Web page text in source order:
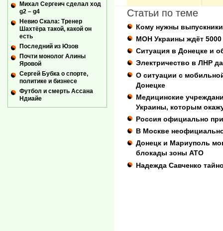
Статьи по теме
Кому нужны
МОН Украины ждёт
Ситуация в Донецке и
Электричество в ЛНР
О ситуации с
Донецке
Медицинские
Украины, которым
Россия официально
В Москве
Донецк и Мариуполь
блокады зоны АТО
Надежда Савченко
Михал Сергеич сделал ход
g2 – g4
Невио Скала: Тренер
Шахтёра такой, какой он
есть
Последний из Юзов
Почти монолог Алины
Яровой
Сергей Бубка о спорте,
политике и бизнесе
Футбол и смерть Ассана
Ндиайе